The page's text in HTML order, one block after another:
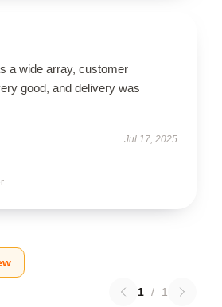
a wide array, customer
good, and delivery was
Jul 17, 2025
1 / 1